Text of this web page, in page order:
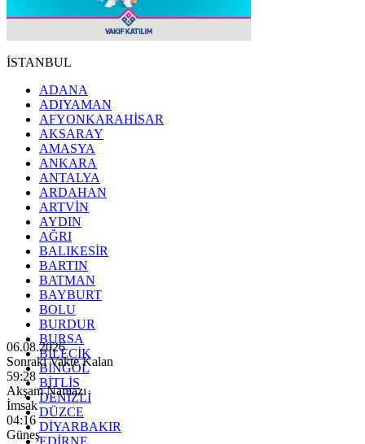
İSTANBUL
ADANA
ADIYAMAN
AFYONKARAHİSAR
AKSARAY
AMASYA
ANKARA
ANTALYA
ARDAHAN
ARTVİN
AYDIN
AĞRI
BALIKESİR
BARTIN
BATMAN
BAYBURT
BOLU
BURDUR
BURSA
BİLECİK
BİNGÖL
BİTLİS
DENİZLİ
DÜZCE
DİYARBAKIR
EDİRNE
06.08.2026
Sonraki Vakte Kalan
59:26
Akşam Namazı
İmsak
04:16
Güneş